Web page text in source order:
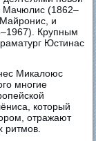
Мачюлис (1862–
и
Крупным
Юстинас
Микалоюс
многие
который
отражают
ритмов.